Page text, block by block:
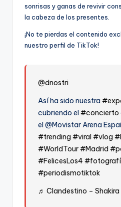
sonrisas y ganas de revivir
la cabeza de los presentes.
¡No te pierdas el contenido
nuestro perfil de TikTok!
@dnostri
Así ha sido nuestra
cubriendo el#concierto
el @Movistar Arena
#trending #viral #vlog
#WorldTour#Madrid
#FelicesLos4
#periodismotiktok
♬ Clandestino – Shakira